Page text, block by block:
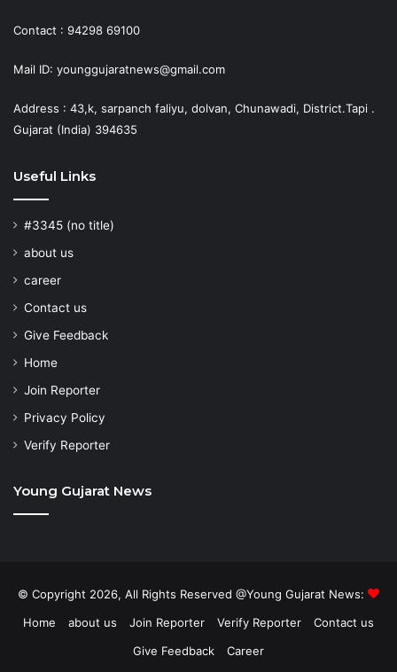
Contact : 94298 69100
Mail ID: younggujaratnews@gmail.com
Address : 43,k, sarpanch faliyu, dolvan, Chunawadi, District.Tapi .
Gujarat (India) 394635
Useful Links
#3345 (no title)
about us
career
Contact us
Give Feedback
Home
Join Reporter
Privacy Policy
Verify Reporter
Young Gujarat News
© Copyright 2026, All Rights Reserved @Young Gujarat News:
Home
about us Join Reporter Verify Reporter
Contact us
Give Feedback
Career